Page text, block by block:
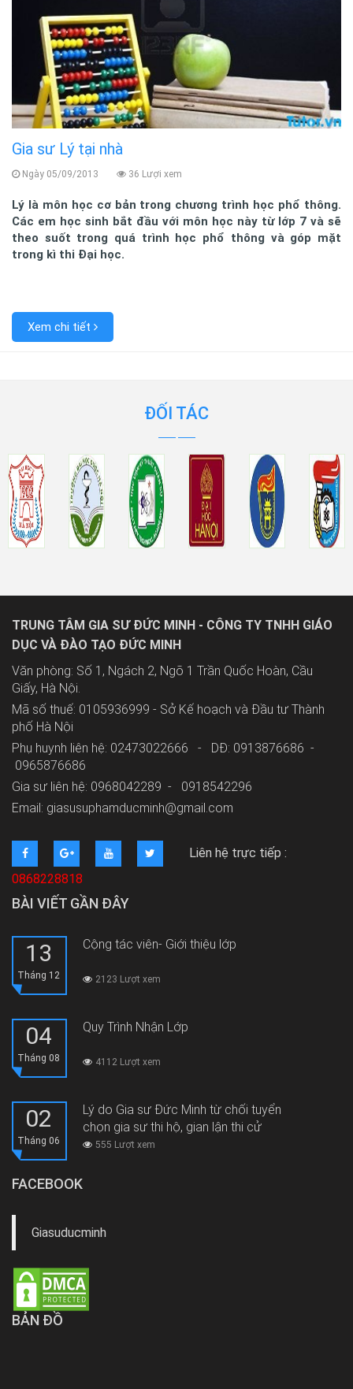
Gia sư Lý tại nhà
Ngày 05/09/2013 36 Lượi xem
Lý là môn học cơ bản trong chương trình học phổ thông.
Các em học sinh bắt đầu với môn học này từ lớp 7 và sẽ
theo suốt trong quá trình học phổ thông và góp mặt
trong kì thi Đại học.
Xem chi tiết
ĐỐI TÁC
TRUNG TÂM GIA SƯ ĐỨC MINH - CÔNG TY TNHH GIÁO
DỤC VÀ ĐÀO TẠO ĐỨC MINH
Văn phòng: Số 1, Ngách 2, Ngõ 1 Trần Quốc Hoàn, Cầu
Giấy, Hà Nội.
Mã số thuế: 0105936999 - Sở Kế hoạch và Đầu tư Thành
phố Hà Nội
Phụ huynh liên hệ: 02473022666 - DĐ: 0913876686 -
0965876686
Gia sư liên hệ: 0968042289 - 0918542296
Email: giasusuphamducminh@gmail.com
Liên hệ trực tiếp :
0868228818
BÀI VIẾT GẦN ĐÂY
13
Tháng 12
Cộng tác viên- Giới thiệu lớp
2123 Lượt xem
04
Tháng 08
Quy Trình Nhận Lớp
4112 Lượt xem
02
Tháng 06
Lý do Gia sư Đức Minh từ chối tuyển
chọn gia sư thi hộ, gian lận thi cử
555 Lượt xem
FACEBOOK
Giasuducminh
BẢN ĐỒ